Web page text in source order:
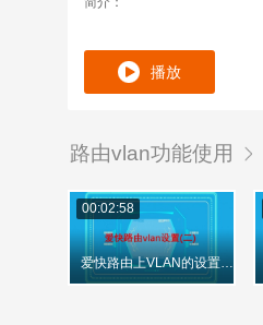
播放
路由vlan功能使用
00:02:58
爱快路由上VLAN的设置（二）